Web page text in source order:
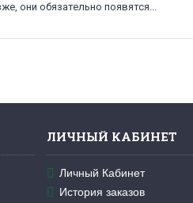
они обязательно появятся...
ЛИЧНЫЙ КАБИНЕТ
Личный Кабинет
История заказов